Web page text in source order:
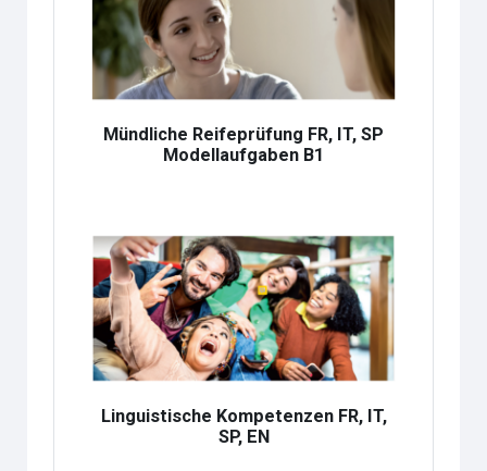
Mündliche Reifeprüfung FR, IT, SP
Modellaufgaben B1
Linguistische Kompetenzen FR, IT,
SP, EN